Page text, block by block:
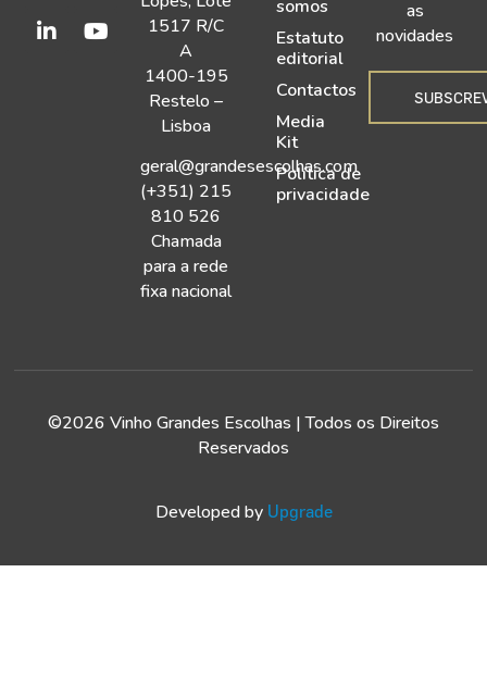
1517 R/C
A
1400-195
Restelo –
Lisboa
geral@grandesescolhas.com
(+351) 215
810 526
Chamada
para a rede
fixa nacional
somos
Estatuto
editorial
Contactos
Media
Kit
Política de
privacidade
as
novidades
©2026 Vinho Grandes Escolhas | Todos os Direitos
Reservados
Developed by Upgrade